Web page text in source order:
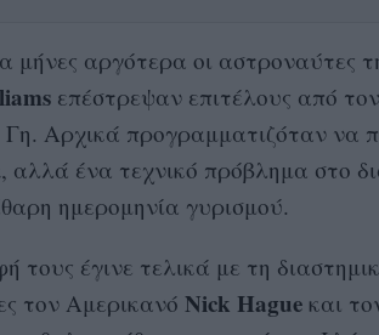
μήνες αργότερα οι αστροναύτες
επέστρεψαν επιτέλους από τον
Γη. Αρχικά προγραμματιζόταν να
, αλλά ένα τεχνικό πρόβλημα στο
ημερομηνία γυρισμού.
τους έγινε τελικά με τη
τον Αμερικανό Nick Hagueκαι